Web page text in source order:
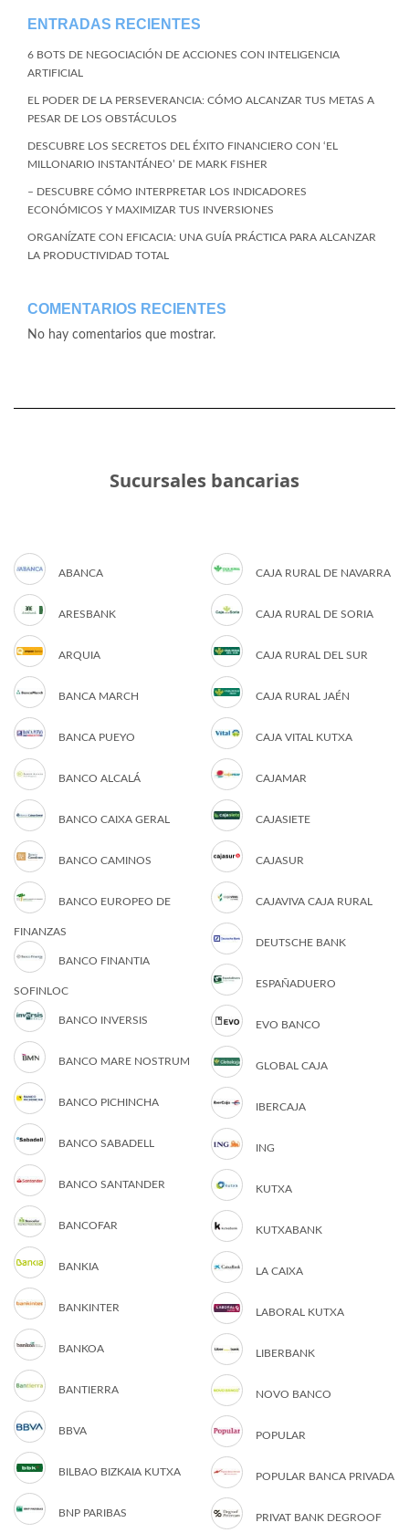
ENTRADAS RECIENTES
6 BOTS DE NEGOCIACIÓN DE ACCIONES CON INTELIGENCIA
ARTIFICIAL
EL PODER DE LA PERSEVERANCIA: CÓMO ALCANZAR TUS METAS A
PESAR DE LOS OBSTÁCULOS
DESCUBRE LOS SECRETOS DEL ÉXITO FINANCIERO CON ‘EL
MILLONARIO INSTANTÁNEO’ DE MARK FISHER
– DESCUBRE CÓMO INTERPRETAR LOS INDICADORES
ECONÓMICOS Y MAXIMIZAR TUS INVERSIONES
ORGANÍZATE CON EFICACIA: UNA GUÍA PRÁCTICA PARA ALCANZAR
LA PRODUCTIVIDAD TOTAL
COMENTARIOS RECIENTES
No hay comentarios que mostrar.
Sucursales bancarias
ABANCA
ARESBANK
ARQUIA
BANCA MARCH
BANCA PUEYO
BANCO ALCALÁ
BANCO CAIXA GERAL
BANCO CAMINOS
BANCO EUROPEO DE
FINANZAS
BANCO FINANTIA
SOFINLOC
BANCO INVERSIS
BANCO MARE NOSTRUM
BANCO PICHINCHA
BANCO SABADELL
BANCO SANTANDER
BANCOFAR
BANKIA
BANKINTER
BANKOA
BANTIERRA
BBVA
BILBAO BIZKAIA KUTXA
BNP PARIBAS
CAJA RURAL DE NAVARRA
CAJA RURAL DE SORIA
CAJA RURAL DEL SUR
CAJA RURAL JAÉN
CAJA VITAL KUTXA
CAJAMAR
CAJASIETE
CAJASUR
CAJAVIVA CAJA RURAL
DEUTSCHE BANK
ESPAÑADUERO
EVO BANCO
GLOBAL CAJA
IBERCAJA
ING
KUTXA
KUTXABANK
LA CAIXA
LABORAL KUTXA
LIBERBANK
NOVO BANCO
POPULAR
POPULAR BANCA PRIVADA
PRIVAT BANK DEGROOF